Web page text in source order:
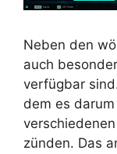
Neben den
auch
verfügbar
dem es
zünden. Das